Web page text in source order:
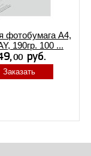
фотобумага А4,
190гр. 100 ...
Заказать